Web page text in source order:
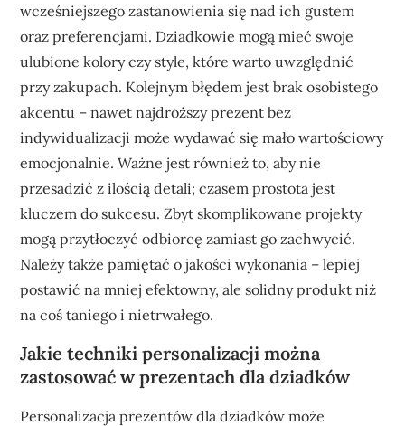
wcześniejszego zastanowienia się nad ich gustem
oraz preferencjami. Dziadkowie mogą mieć swoje
ulubione kolory czy style, które warto uwzględnić
przy zakupach. Kolejnym błędem jest brak osobistego
akcentu – nawet najdroższy prezent bez
indywidualizacji może wydawać się mało wartościowy
emocjonalnie. Ważne jest również to, aby nie
przesadzić z ilością detali; czasem prostota jest
kluczem do sukcesu. Zbyt skomplikowane projekty
mogą przytłoczyć odbiorcę zamiast go zachwycić.
Należy także pamiętać o jakości wykonania – lepiej
postawić na mniej efektowny, ale solidny produkt niż
na coś taniego i nietrwałego.
Jakie techniki personalizacji można
zastosować w prezentach dla dziadków
Personalizacja prezentów dla dziadków może